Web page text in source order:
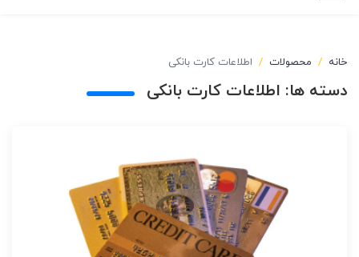
خانه محصولات اطلاعات کارت بانکی
دسته ها: اطلاعات کارت بانکی